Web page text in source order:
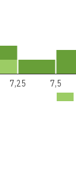
7,25 7,5